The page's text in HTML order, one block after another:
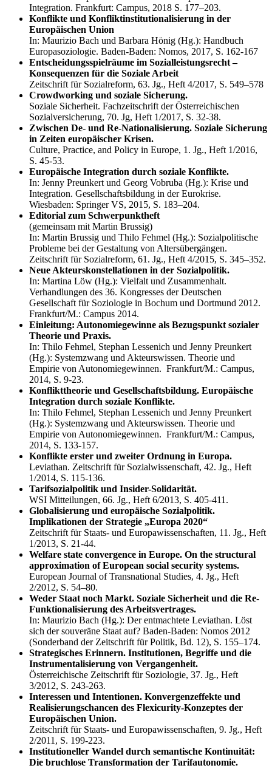
Integration. Frankfurt: Campus, 2018 S. 177–203.
Konflikte und Konfliktinstitutionalisierung in der
Europäischen Union
In: Maurizio Bach und Barbara Hönig (Hg.): Handbuch
Europasoziologie. Baden-Baden: Nomos, 2017, S. 162-167
Entscheidungsspielräume im Sozialleistungsrecht –
Konsequenzen für die Soziale Arbeit
Zeitschrift für Sozialreform, 63. Jg., Heft 4/2017, S. 549–578
Crowdworking und soziale Sicherung.
Soziale Sicherheit. Fachzeitschrift der Österreichischen
Sozialversicherung, 70. Jg, Heft 1/2017, S. 32-38.
Zwischen De- und Re-Nationalisierung. Soziale Sicherung
in Zeiten europäischer Krisen.
Culture, Practice, and Policy in Europe, 1. Jg., Heft 1/2016,
S. 45-53.
Europäische Integration durch soziale Konflikte.
In: Jenny Preunkert und Georg Vobruba (Hg.): Krise und
Integration. Gesellschaftsbildung in der Eurokrise.
Wiesbaden: Springer VS, 2015, S. 183–204.
Editorial zum Schwerpunktheft
(gemeinsam mit Martin Brussig)
In: Martin Brussig und Thilo Fehmel (Hg.): Sozialpolitische
Probleme bei der Gestaltung von Altersübergängen.
Zeitschrift für Sozialreform, 61. Jg., Heft 4/2015, S. 345–352.
Neue Akteurskonstellationen in der Sozialpolitik.
In: Martina Löw (Hg.): Vielfalt und Zusammenhalt.
Verhandlungen des 36. Kongresses der Deutschen
Gesellschaft für Soziologie in Bochum und Dortmund 2012.
Frankfurt/M.: Campus 2014.
Einleitung: Autonomiegewinne als Bezugspunkt sozialer
Theorie und Praxis.
In: Thilo Fehmel, Stephan Lessenich und Jenny Preunkert
(Hg.): Systemzwang und Akteurswissen. Theorie und
Empirie von Autonomiegewinnen. Frankfurt/M.: Campus,
2014, S. 9-23.
Konflikttheorie und Gesellschaftsbildung. Europäische
Integration durch soziale Konflikte.
In: Thilo Fehmel, Stephan Lessenich und Jenny Preunkert
(Hg.): Systemzwang und Akteurswissen. Theorie und
Empirie von Autonomiegewinnen. Frankfurt/M.: Campus,
2014, S. 133-157.
Konflikte erster und zweiter Ordnung in Europa.
Leviathan. Zeitschrift für Sozialwissenschaft, 42. Jg., Heft
1/2014, S. 115-136.
Tarifsozialpolitik und Insider-Solidarität.
WSI Mitteilungen, 66. Jg., Heft 6/2013, S. 405-411.
Globalisierung und europäische Sozialpolitik.
Implikationen der Strategie „Europa 2020“
Zeitschrift für Staats- und Europawissenschaften, 11. Jg., Heft
1/2013, S. 21-44.
Welfare state convergence in Europe. On the structural
approximation of European social security systems.
European Journal of Transnational Studies, 4. Jg., Heft
2/2012, S. 54–80.
Weder Staat noch Markt. Soziale Sicherheit und die Re-
Funktionalisierung des Arbeitsvertrages.
In: Maurizio Bach (Hg.): Der entmachtete Leviathan. Löst
sich der souveräne Staat auf? Baden-Baden: Nomos 2012
(Sonderband der Zeitschrift für Politik, Bd. 12), S. 155–174.
Strategisches Erinnern. Institutionen, Begriffe und die
Instrumentalisierung von Vergangenheit.
Österreichische Zeitschrift für Soziologie, 37. Jg., Heft
3/2012, S. 243-263.
Interessen und Intentionen. Konvergenzeffekte und
Realisierungschancen des Flexicurity-Konzeptes der
Europäischen Union.
Zeitschrift für Staats- und Europawissenschaften, 9. Jg., Heft
2/2011, S. 199-223.
Institutioneller Wandel durch semantische Kontinuität:
Die bruchlose Transformation der Tarifautonomie.